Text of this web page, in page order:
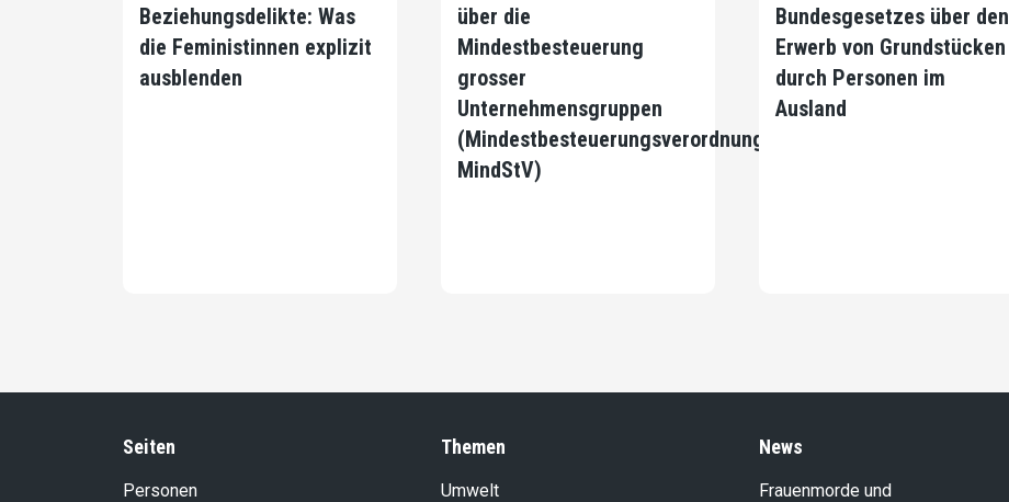
Beziehungsdelikte: Was
die Feministinnen explizit
ausblenden
über die
Mindestbesteuerung
grosser
Unternehmensgruppen
(Mindestbesteuerungsverordnung,
MindStV)
Bundesgesetzes über den
Erwerb von Grundstücken
durch Personen im
Ausland
Seiten
Personen
Themen
Umwelt
News
Frauenmorde und